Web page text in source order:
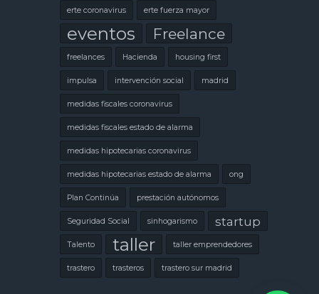
erte coronavirus erte fuerza mayor
eventos Freelance
freelances Hacienda housing first
impulsa intervención social madrid
medidas fiscales coronavirus
medidas fiscales estado de alarma
medidas hipotecarias coronavirus
medidas hipotecarias estado de alarma ong
Plan Continúa prestación autónomos
Seguridad Social sinhogarismo startup
Talento taller taller emprendedores
trastero trasteros trastero sur madrid